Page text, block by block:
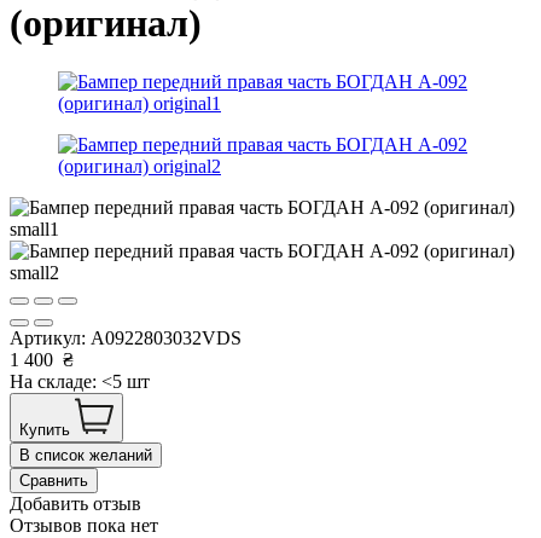
(оригинал)
Артикул: A0922803032VDS
1 400 ₴
На складе: <5 шт
Купить
В список желаний
Сравнить
Добавить отзыв
Отзывов пока нет